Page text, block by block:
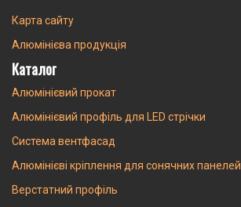
Карта сайту
Алюмінієва продукція
Каталог
Алюмінієвий прокат
Алюмінієвий профіль для LED стрічки
Система вентфасад
Алюмінієві кріплення для сонячних панелей
Верстатний профіль